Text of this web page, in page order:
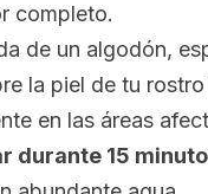
completo.
de un algodón,
la piel de tu
en las áreas
durante 15